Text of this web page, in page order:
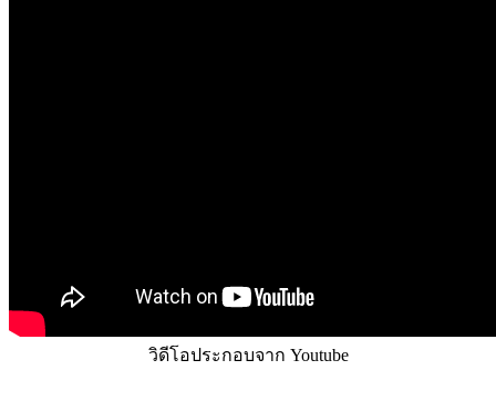
วิดีโอประกอบจาก Youtube